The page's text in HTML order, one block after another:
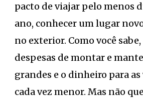
pacto de viajar pelo menos
ano, conhecer um lugar
no exterior. Como você
despesas de montar e
grandes e o dinheiro para
cada vez menor. Mas não